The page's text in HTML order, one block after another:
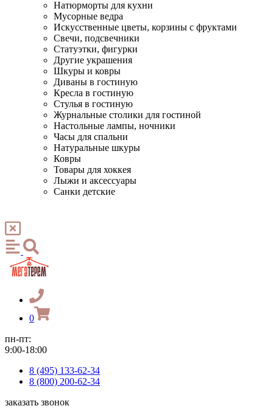
Натюрморты для кухни
Мусорные ведра
Искусственные цветы, корзины с фруктами
Свечи, подсвечники
Статуэтки, фигурки
Другие украшения
Шкуры и ковры
Диваны в гостиную
Кресла в гостиную
Стулья в гостиную
Журнальные столики для гостиной
Настольные лампы, ночники
Часы для спальни
Натуральные шкуры
Ковры
Товары для хоккея
Лыжи и аксессуары
Санки детские
0
пн-пт:
9:00-18:00
8 (495) 133-62-34
8 (800) 200-62-34
заказать звонок